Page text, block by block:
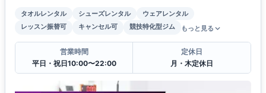
タオルレンタル シューズレンタル
ウェアレンタル
レッスン振替可
キャンセル可 競技特化型ジム もっと見る
営業時間
平日・祝日10:00〜22:00
定休日
月・木定休日